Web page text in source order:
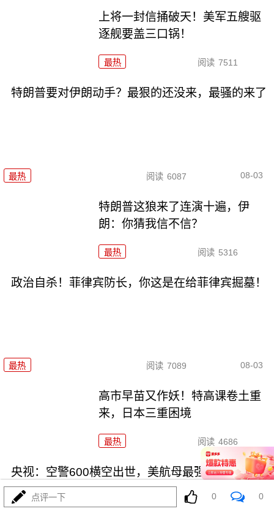
上将一封信捅破天！美军五艘驱
逐舰要盖三口锅！
最热 阅读 7511
特朗普要对伊朗动手？最狠的还没来，最骚的来了
最热 阅读 6087 08-03
特朗普这狼来了连演十遍，伊
朗：你猜我信不信？
最热 阅读 5316
政治自杀！菲律宾防长，你这是在给菲律宾掘墓！
最热 阅读 7089 08-03
高市早苗又作妖！特高课卷土重
来，日本三重困境
最热 阅读 4686
央视：空警600横空出世，美航母最强王牌失效
点评一下 0 0